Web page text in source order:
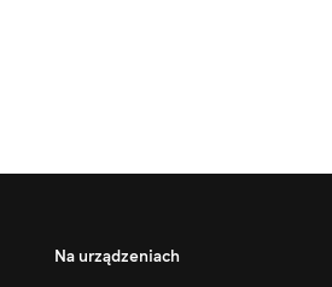
Na urządzeniach